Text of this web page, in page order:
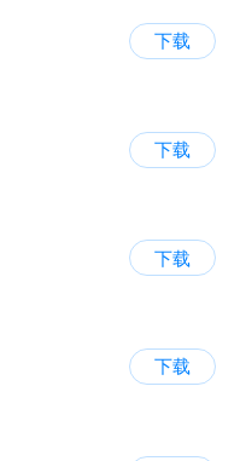
下载
下载
下载
下载